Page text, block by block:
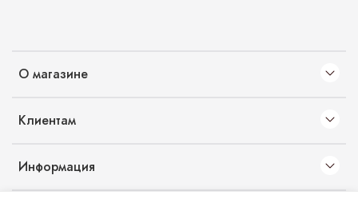
О магазине
Клиентам
Информация